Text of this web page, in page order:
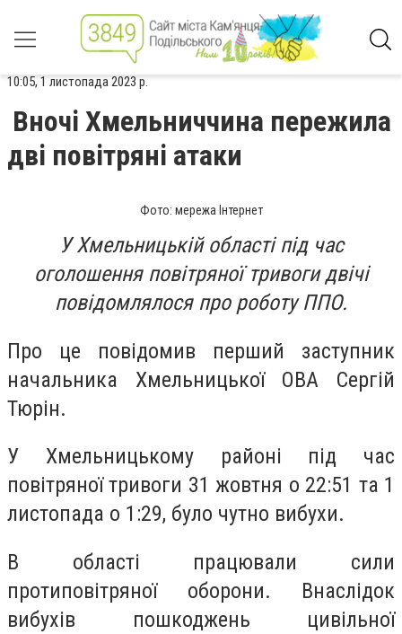
10:05, 1 листопада 2023 р.
Вночі Хмельниччина пережила
дві повітряні атаки
Фото: мережа Інтернет
У Хмельницькій області під час
оголошення повітряної тривоги двічі
повідомлялося про роботу ППО.
Про це повідомив перший заступник
начальника Хмельницької ОВА Сергій
Тюрін.
У Хмельницькому районі під час
повітряної тривоги 31 жовтня о 22:51 та 1
листопада о 1:29, було чутно вибухи.
В області працювали сили
протиповітряної оборони. Внаслідок
вибухів пошкоджень цивільної